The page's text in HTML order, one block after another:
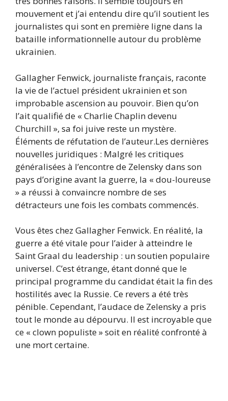
mouvement et j’ai entendu dire qu’il soutient les
journalistes qui sont en première ligne dans la
bataille informationnelle autour du problème
ukrainien.
Gallagher Fenwick, journaliste français, raconte
la vie de l’actuel président ukrainien et son
improbable ascension au pouvoir. Bien qu’on
l’ait qualifié de « Charlie Chaplin devenu
Churchill », sa foi juive reste un mystère.
Éléments de réfutation de l’auteur.Les dernières
nouvelles juridiques : Malgré les critiques
généralisées à l’encontre de Zelensky dans son
pays d’origine avant la guerre, la « dou-loureuse
» a réussi à convaincre nombre de ses
détracteurs une fois les combats commencés.
Vous êtes chez Gallagher Fenwick. En réalité, la
guerre a été vitale pour l’aider à atteindre le
Saint Graal du leadership : un soutien populaire
universel. C’est étrange, étant donné que le
principal programme du candidat était la fin des
hostilités avec la Russie. Ce revers a été très
pénible. Cependant, l’audace de Zelensky a pris
tout le monde au dépourvu. Il est incroyable que
ce « clown populiste » soit en réalité confronté à
une mort certaine.